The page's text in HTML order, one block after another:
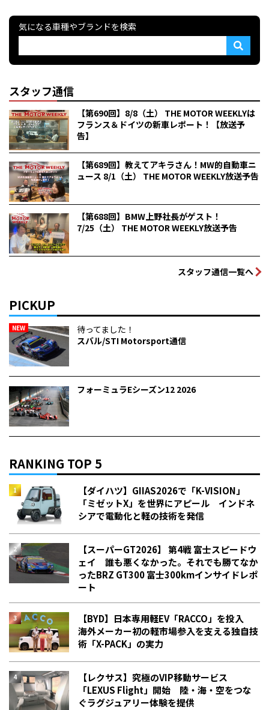
気になる車種やブランドを検索
スタッフ通信
【第690回】8/8（土） THE MOTOR WEEKLYは
フランス＆ドイツの新車レポート！【放送予
告】
【第689回】教えてアキラさん！MW的自動車ニ
ュース 8/1（土） THE MOTOR WEEKLY放送予告
【第688回】BMW上野社長がゲスト！
7/25（土） THE MOTOR WEEKLY放送予告
スタッフ通信一覧へ
PICKUP
NEW
待ってました！
スバル/STI Motorsport通信
フォーミュラEシーズン12 2026
RANKING TOP 5
【ダイハツ】GIIAS2026で「K-VISION」
「ミゼットX」を世界にアピール インドネ
シアで電動化と軽の技術を発信
【スーパーGT2026】 第4戦 富士スピードウ
ェイ 誰も悪くなかった。それでも勝てなか
った――BRZ GT300 富士300kmインサイドレポ
ート
【BYD】日本専用軽EV「RACCO」を投入
海外メーカー初の軽市場参入を支える独自技
術「X-PACK」の実力
【レクサス】究極のVIP移動サービス
「LEXUS Flight」開始 陸・海・空をつな
ぐラグジュアリー体験を提供